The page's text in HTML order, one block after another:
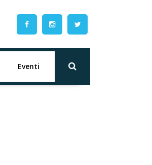
Eventi